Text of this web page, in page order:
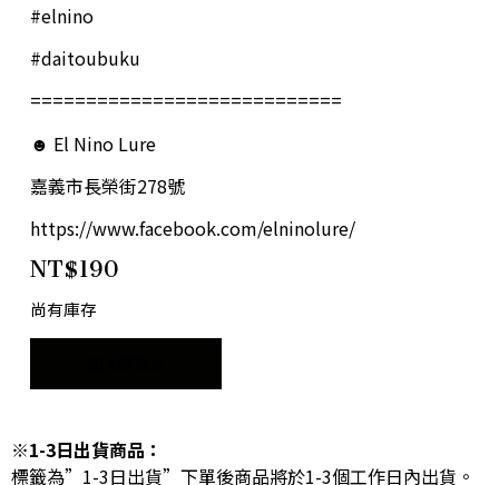
#elnino
#daitoubuku
============================
☻ El Nino Lure
嘉義市長榮街278號
https://www.facebook.com/elninolure/
NT$190
尚有庫存
※1-3日出貨商品：
標籤為”1-3日出貨”下單後商品將於1-3個工作日內出貨。